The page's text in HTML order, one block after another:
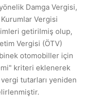
yönelik Damga Vergisi,
Kurumlar Vergisi
getirilmiş olup,
Vergisi (ÖTV)
otomobiller için
kriteri eklenerek
tutarları yeniden